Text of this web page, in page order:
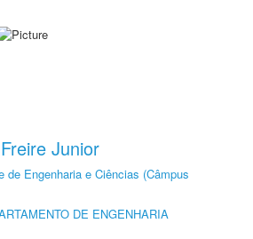
Junior
de Engenharia e Ciências (Câmpus
DE ENGENHARIA